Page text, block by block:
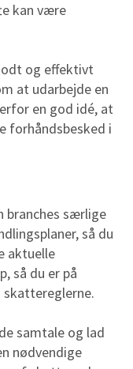
kan være
og effektivt
at udarbejde en
en god idé, at
forhåndsbesked i
branches særlige
så du
aktuelle
så du er på
samtale og lad
nødvendige